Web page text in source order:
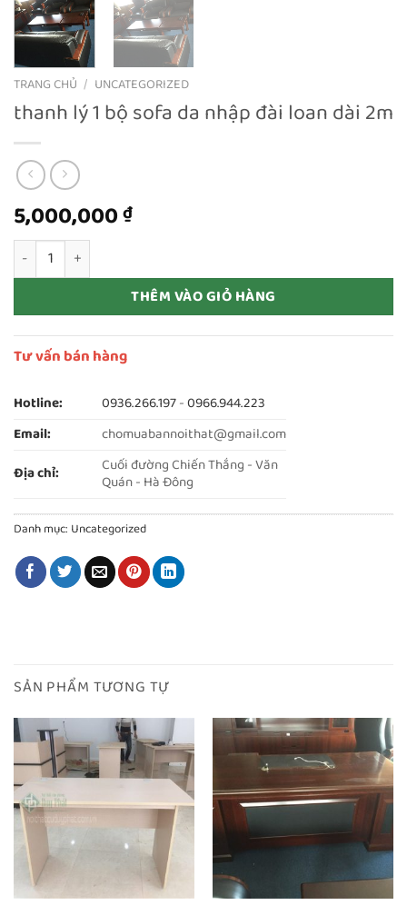
TRANG CHỦ / UNCATEGORIZED
thanh lý 1 bộ sofa da nhập đài loan dài 2m
5,000,000₫
thanh lý 1 bộ sofa da nhập đài loan dài 2m số lượng
THÊM VÀO GIỎ HÀNG
Tư vấn bán hàng
Hotline: 0936.266.197-0966.944.223
Email:
chomuabannoithat@gmail.com
Địa chỉ:
Cuối đường Chiến Thắng - Văn
Quán - Hà Đông
Danh mục: Uncategorized
SẢN PHẨM TƯƠNG TỰ